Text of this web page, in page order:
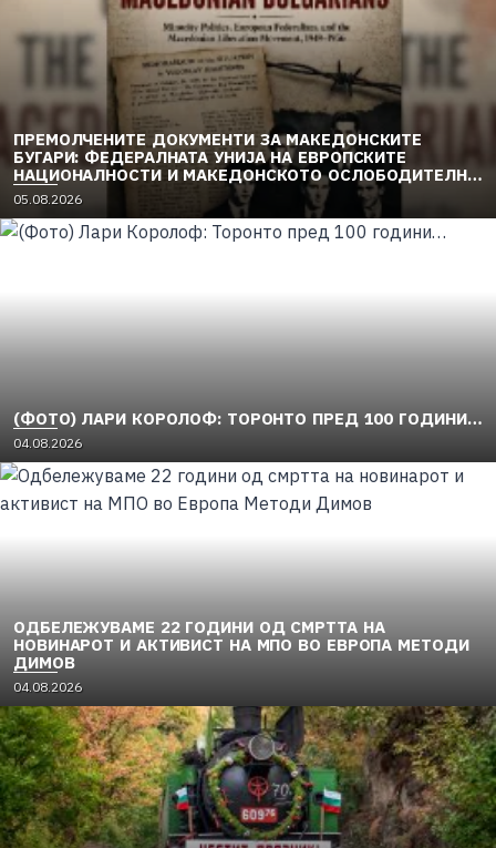
ПРЕМОЛЧЕНИТЕ ДОКУМЕНТИ ЗА МАКЕДОНСКИТЕ
БУГАРИ: ФЕДЕРАЛНАТА УНИЈА НА ЕВРОПСКИТЕ
НАЦИОНАЛНОСТИ И МАКЕДОНСКОТО ОСЛОБОДИТЕЛНО
ДВИЖЕЊЕ (1949–1956) (2)
05.08.2026
(ФОТО) ЛАРИ КОРОЛОФ: ТОРОНТО ПРЕД 100 ГОДИНИ…
04.08.2026
ОДБЕЛЕЖУВАМЕ 22 ГОДИНИ ОД СМРТТА НА
НОВИНАРОТ И АКТИВИСТ НА МПО ВО ЕВРОПА МЕТОДИ
ДИМОВ
04.08.2026